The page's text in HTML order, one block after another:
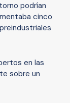
podrían
cinco
en las
sobre un